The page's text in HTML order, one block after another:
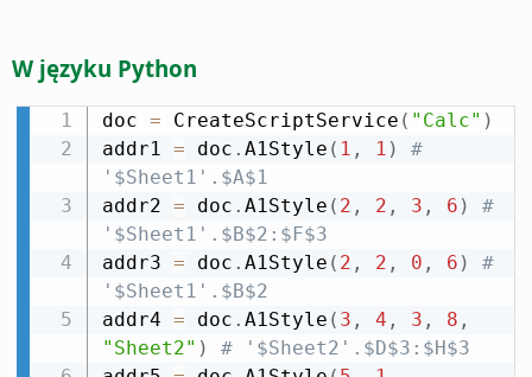
W języku Python
doc = CreateScriptService ( "Calc" )
addr1 = doc . A1Style ( 1 , 1 )
#
'$Sheet1'.$A$1
addr2 = doc . A1Style ( 2 , 2 , 3 , 6 )
#
'$Sheet1'.$B$2:$F$3
addr3 = doc . A1Style ( 2 , 2 , 0 , 6 )
#
'$Sheet1'.$B$2
addr4 = doc . A1Style ( 3 , 4 , 3 , 8 ,
"Sheet2" )
# '$Sheet2'.$D$3:$H$3